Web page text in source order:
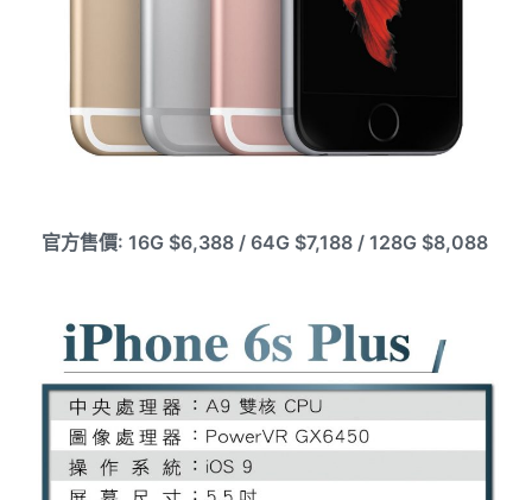
官方售價: 16G $6,388 / 64G $7,188 / 128G $8,088